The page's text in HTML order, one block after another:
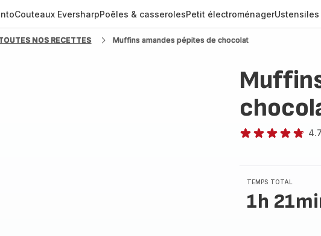
Couteaux EversharpPoêles & casserolesPetit électroménagerUstensiles
NOS RECETTES Muffins amandes pépites de chocolat
4.7
TEMPS TOTAL
1h